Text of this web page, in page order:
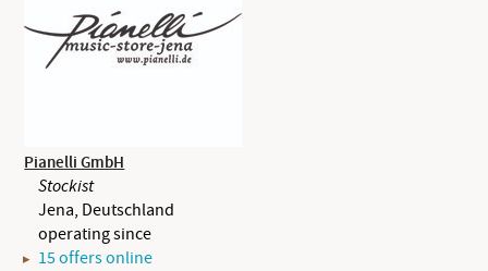
Pianelli GmbH
Stockist
Jena, Deutschland
operating since
15 offers online